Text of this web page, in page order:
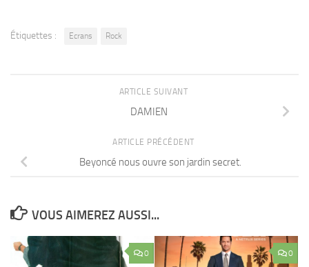
Étiquettes : Ecrans Rock
ARTICLE SUIVANT
DAMIEN
ARTICLE PRÉCÉDENT
Beyoncé nous ouvre son jardin secret.
VOUS AIMEREZ AUSSI...
0 0